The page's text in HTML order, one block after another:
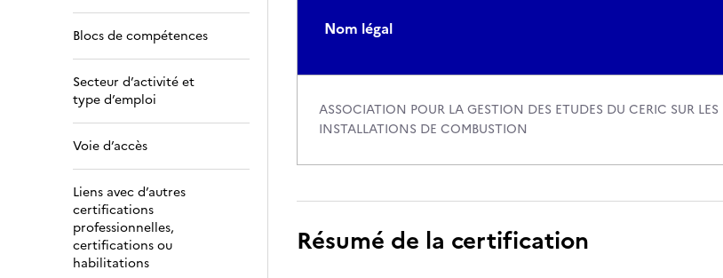
Blocs de compétences
Secteur d’activité et
type d’emploi
Voie d’accès
Liens avec d’autres
certifications
professionnelles,
certifications ou
habilitations
Nom légal
ASSOCIATION POUR LA GESTION DES ETUDES DU CERIC SUR LES
INSTALLATIONS DE COMBUSTION
Résumé de la certification